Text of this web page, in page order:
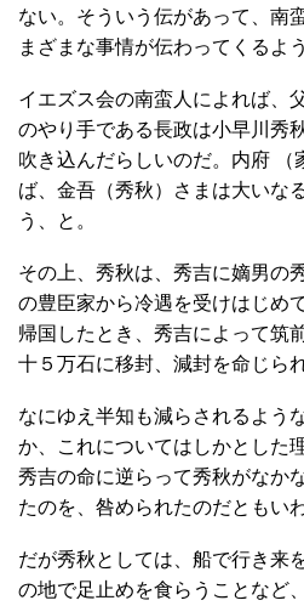
ない。そういう伝があって、南
まざまな事情が伝わってくるよ
イエズス会の南蛮人によれば、
のやり手である長政は小早川秀
吹き込んだらしいのだ。内府 （
ば、金吾（秀秋）さまは大いな
う、と。
その上、秀秋は、秀吉に嫡男の
の豊臣家から冷遇を受けはじめ
帰国したとき、秀吉によって筑
十５万石に移封、減封を命じら
なにゆえ半知も減らされるよう
か、これについてはしかとした
秀吉の命に逆らって秀秋がなか
たのを、咎められたのだともい
だが秀秋としては、船で行き来
の地で足止めを食らうことなど